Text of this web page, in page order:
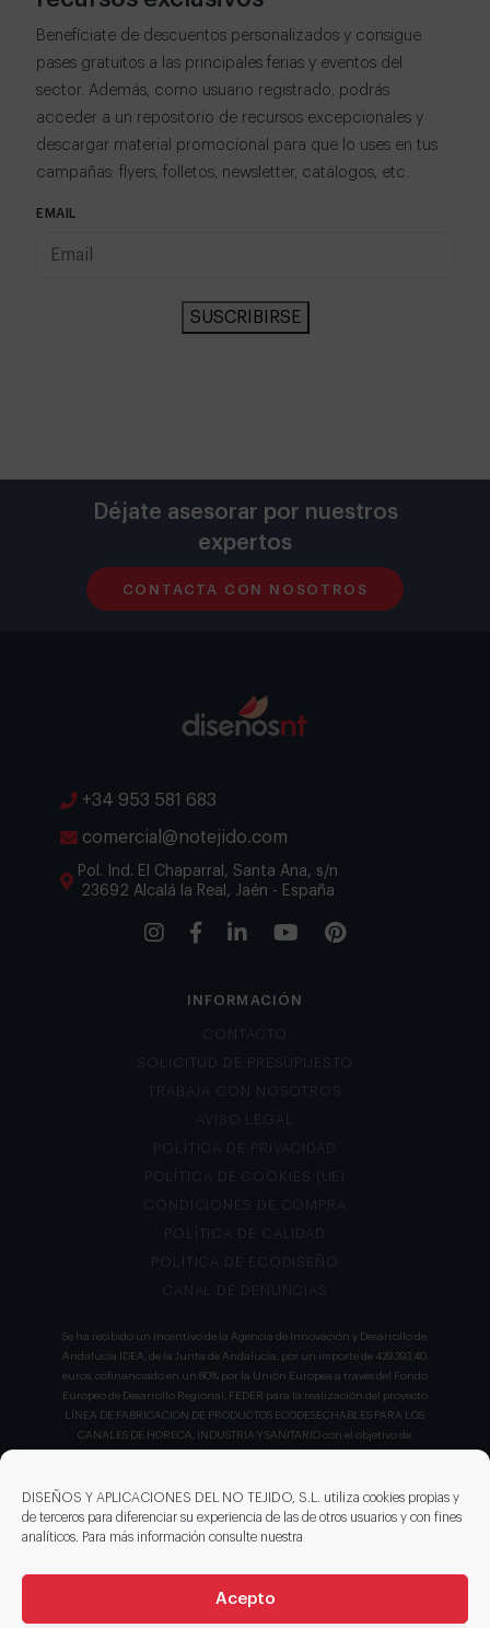
DISEÑOS Y APLICACIONES DEL NO TEJIDO, S.L. utiliza cookies propias y
de terceros para diferenciar su experiencia de las de otros usuarios y con fines
analíticos. Para más información consulte nuestra
Acepto
Benefíciate de descuentos personalizados y consigue
pases gratuitos a las principales ferias y eventos del
sector. Además, como usuario registrado, podrás
acceder a un repositorio de recursos excepcionales y
descargar material promocional para que lo uses en tus
campañas: flyers, folletos, newsletter, catálogos, etc.
EMAIL
SUSCRIBIRSE
Déjate asesorar por nuestros
expertos
CONTACTA CON NOSOTROS
+34 953 581 683
comercial@notejido.com
Pol. Ind. El Chaparral, Santa Ana, s/n
23692 Alcalá la Real, Jaén - España
INFORMACIÓN
CONTACTO
SOLICITUD DE PRESUPUESTO
TRABAJA CON NOSOTROS
AVISO LEGAL
POLÍTICA DE PRIVACIDAD
POLÍTICA DE COOKIES (UE)
CONDICIONES DE COMPRA
POLÍTICA DE CALIDAD
POLÍTICA DE ECODISEÑO
CANAL DE DENUNCIAS
Se ha recibido un incentivo de la Agencia de Innovación y Desarrollo de
Andalucía IDEA, de la Junta de Andalucía, por un importe de 429.393,40
euros, cofinanciado en un 80% por la Unión Europea a través del Fondo
Europeo de Desarrollo Regional, FEDER para la realización del proyecto
LÍNEA DE FABRICACION DE PRODUCTOS ECODESECHABLES PARA LOS
CANALES DE HORECA, INDUSTRIA Y SANITARIO con el objetivo de
Directa de Expansión para el proyecto denominado "Incorporación de